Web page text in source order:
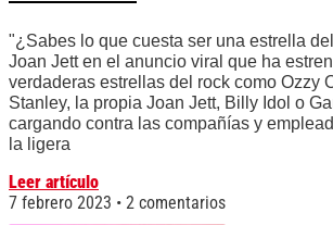
"¿Sabes lo que cuesta ser una estrella
Joan Jett en el anuncio viral que ha
verdaderas estrellas del rock como Ozzy
Stanley, la propia Joan Jett, Billy Idol o
cargando contra las compañías y
la ligera
Leer artículo
7 febrero 2023
2 comentarios